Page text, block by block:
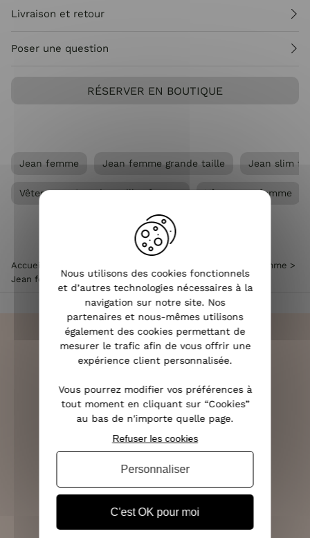
Livraison et retour
Poser une question
RÉSERVER EN BOUTIQUE
Jean femme Jean femme grande taille Jean slim
Vêtements Grandes tailles femme Vêtements femme
Accueil Jean slim femme >
Jean femme slim bleu foncé Daria
OFFERTE DÈS 70€
RETOURS SOUS 14 JOURS
Nous utilisons des cookies fonctionnels
et d’autres technologies nécessaires à la
navigation sur notre site. Nos
partenaires et nous-mêmes utilisons
également des cookies permettant de
mesurer le trafic afin de vous offrir une
expérience client personnalisée.
Vous pourrez modifier vos préférences à
tout moment en cliquant sur “Cookies”
au bas de n'importe quelle page.
C'est OK pour moi
Refuser les cookies
Personnaliser